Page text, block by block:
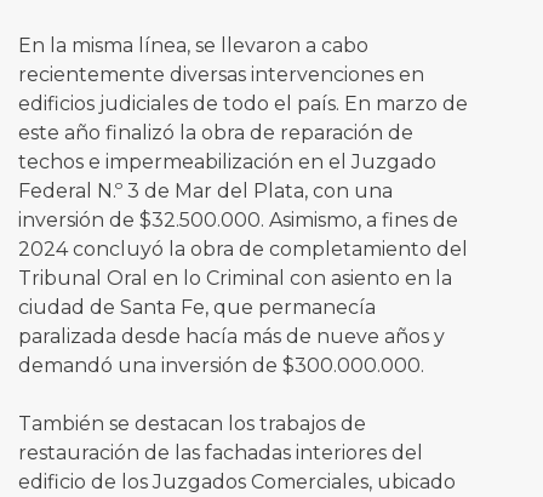
En la misma línea, se llevaron a cabo
recientemente diversas intervenciones en
edificios judiciales de todo el país. En marzo de
este año finalizó la obra de reparación de
techos e impermeabilización en el Juzgado
Federal N.º 3 de Mar del Plata, con una
inversión de $32.500.000. Asimismo, a fines de
2024 concluyó la obra de completamiento del
Tribunal Oral en lo Criminal con asiento en la
ciudad de Santa Fe, que permanecía
paralizada desde hacía más de nueve años y
demandó una inversión de $300.000.000.
También se destacan los trabajos de
restauración de las fachadas interiores del
edificio de los Juzgados Comerciales, ubicado